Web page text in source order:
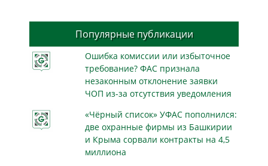
Популярные публикации
Ошибка комиссии или избыточное
требование? ФАС признала
незаконным отклонение заявки
ЧОП из-за отсутствия уведомления
«Чёрный список» УФАС пополнился:
две охранные фирмы из Башкирии
и Крыма сорвали контракты на 4,5
миллиона